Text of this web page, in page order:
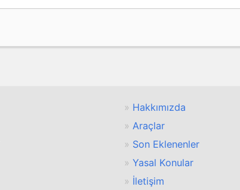
Hakkımızda
Araçlar
Son Eklenenler
Yasal Konular
İletişim